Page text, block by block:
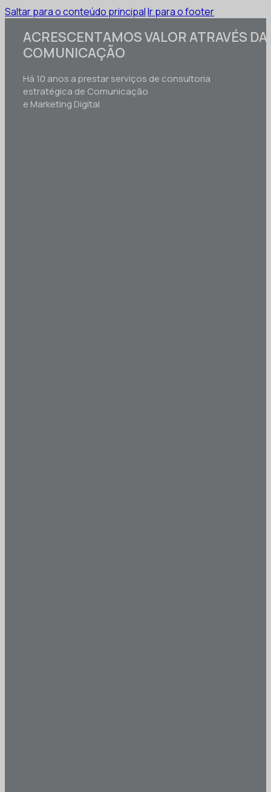
Saltar para o conteúdo principalIr para o footer
ACRESCENTAMOS VALOR ATRAVÉS DA
COMUNICAÇÃO
Há 10 anos a prestar serviços de consultoria
estratégica de Comunicação
e Marketing Digital